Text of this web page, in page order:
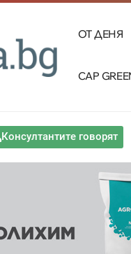
ОТ ДЕНЯ
CAP
Консултантите говорят